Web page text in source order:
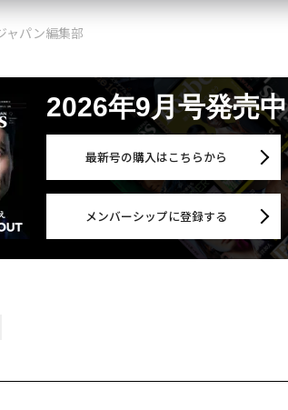
ャパン編集部
2026年9月号発売中
最新号の購入はこちらから
メンバーシップに登録する